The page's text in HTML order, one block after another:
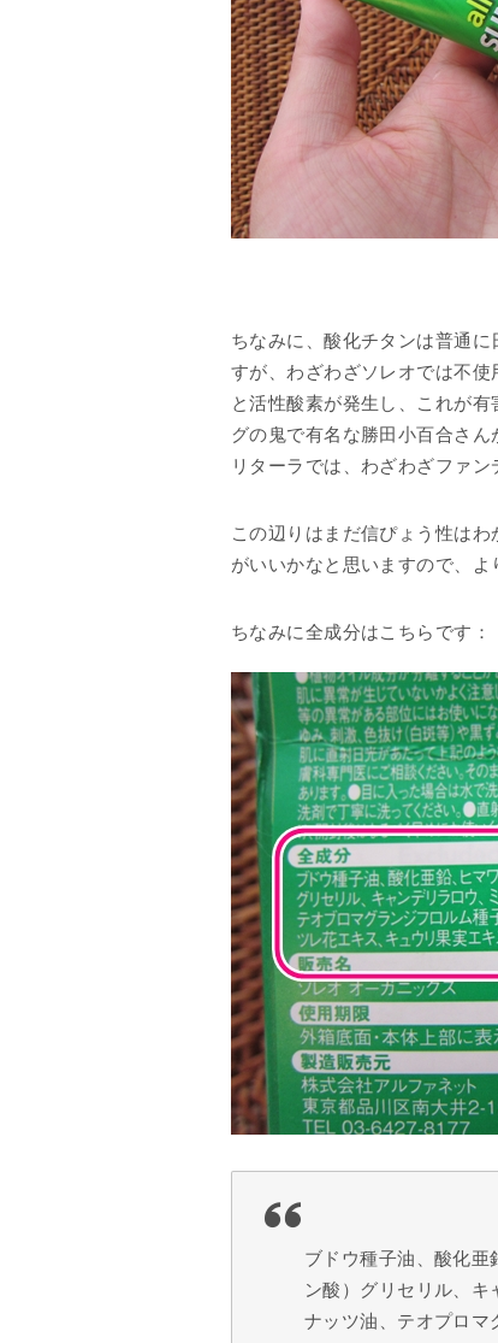
ちなみに、酸化チタンは普通
すが、わざわざソレオでは不
と活性酸素が発生し、これが
グの鬼で有名な勝田小百合さ
リターラでは、わざわざファ
この辺りはまだ信ぴょう性は
がいいかなと思いますので、よ
ちなみに全成分はこちらです：
ブドウ種子油、酸化亜
ン酸）グリセリル、
ナッツ油、テオプロマ